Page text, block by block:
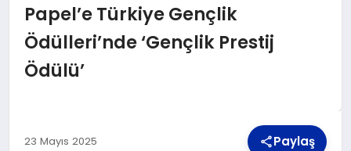
DÜNYA
EKONOMI
Papel’e Türkiye Gençlik
Ödülleri’nde ‘Gençlik Prestij
Ödülü’
23 Mayıs 2025 Paylaş